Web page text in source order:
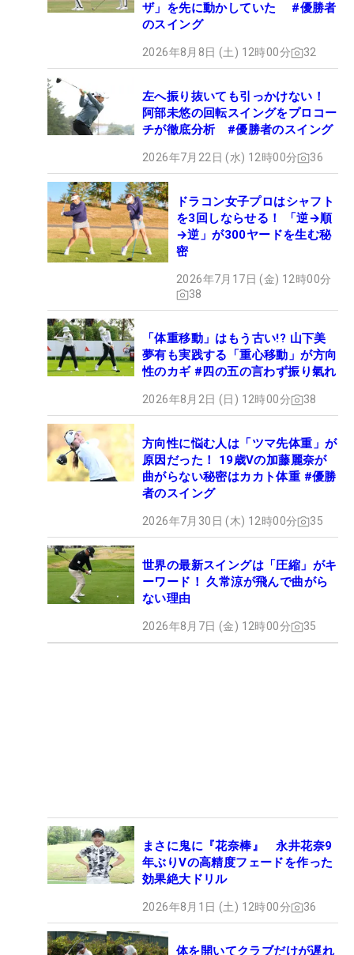
ザ」を先に動かしていた #優勝者
のスイング
2026年8月8日 (土) 12時00分 32
左へ振り抜いても引っかけない！
阿部未悠の回転スイングをプロコー
チが徹底分析 #優勝者のスイング
2026年7月22日 (水) 12時00分 36
ドラコン女子プロはシャフト
を3回しならせる！ 「逆→順
→逆」が300ヤードを生む秘
密
2026年7月17日 (金) 12時00分
38
「体重移動」はもう古い!? 山下美
夢有も実践する「重心移動」が方向
性のカギ #四の五の言わず振り氣れ
2026年8月2日 (日) 12時00分 38
方向性に悩む人は「ツマ先体重」が
原因だった！ 19歳Vの加藤麗奈が
曲がらない秘密はカカト体重 #優勝
者のスイング
2026年7月30日 (木) 12時00分 35
世界の最新スイングは「圧縮」がキ
ーワード！ 久常涼が飛んで曲がら
ない理由
2026年8月7日 (金) 12時00分 35
まさに鬼に『花奈棒』 永井花奈9
年ぶりVの高精度フェードを作った
効果絶大ドリル
2026年8月1日 (土) 12時00分 36
体を開いてクラブだけが遅れ